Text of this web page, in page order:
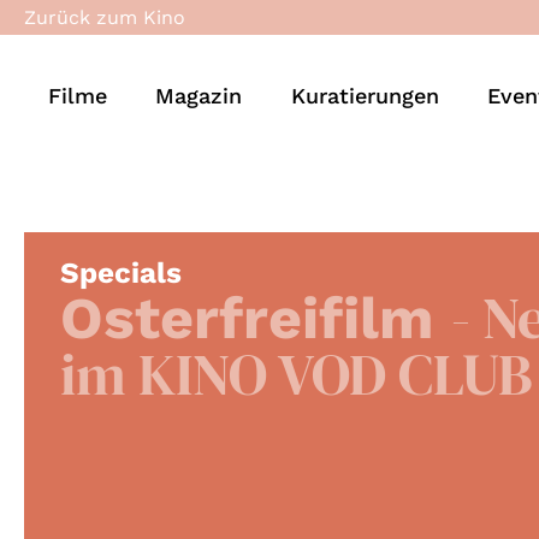
Zurück zum Kino
Filme Magazin Kuratierungen
Specials
Osterfreifilm -
im KINO VOD CLUB